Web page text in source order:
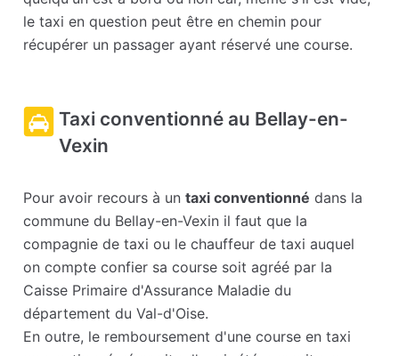
le taxi en question peut être en chemin pour
récupérer un passager ayant réservé une course.
Taxi conventionné au Bellay-en-
Vexin
Pour avoir recours à untaxi conventionné dans la
commune du Bellay-en-Vexin il faut que la
compagnie de taxi ou le chauffeur de taxi auquel
on compte confier sa course soit agréé par la
Caisse Primaire d'Assurance Maladie du
département du Val-d'Oise.
En outre, le remboursement d'une course en taxi